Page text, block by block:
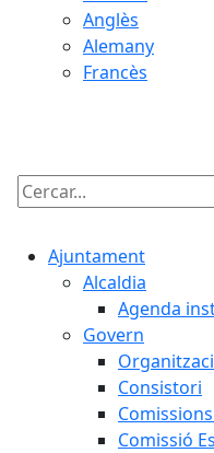
Anglès
Alemany
Francès
Cercar:
Ajuntament
Alcaldia
Agenda
Govern
Consistori
Comissió